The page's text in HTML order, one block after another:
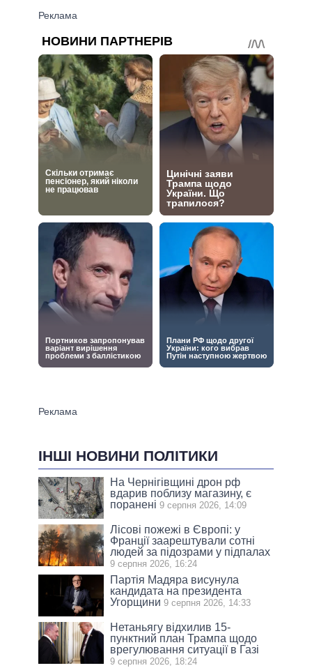
ІНШІ НОВИНИ ПОЛІТИКИ
На Чернігівщині дрон рф
вдарив поблизу магазину, є
поранені 9 серпня 2026, 14:09
Лісові пожежі в Європі: у
Франції заарештували сотні
людей за підозрами у підпалах
9 серпня 2026, 16:24
Партія Мадяра висунула
кандидата на президента
Угорщини 9 серпня 2026, 14:33
Нетаньягу відхилив 15-
пунктний план Трампа щодо
врегулювання ситуації в Газі
9 серпня 2026, 18:24